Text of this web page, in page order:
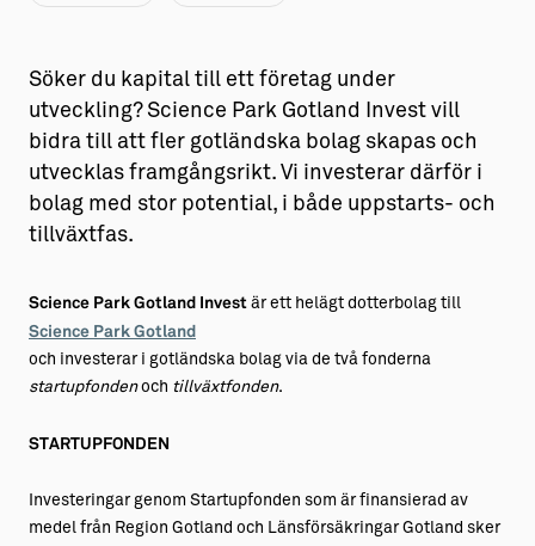
Almedalsveckan
Visby Centrum
Allt om livet på Ön
→ Föreningsliv
→ Idrottsliv
→ Tonårsliv
Söker du kapital till ett företag under
utveckling? Science Park Gotland Invest vill
bidra till att fler gotländska bolag skapas och
utvecklas framgångsrikt. Vi investerar därför i
bolag med stor potential, i både uppstarts- och
tillväxtfas.
Science Park Gotland Invest är ett helägt dotterbolag till
Science Park Gotland
och investerar i gotländska bolag via de två fonderna
startupfondenoch tillväxtfonden.
STARTUPFONDEN
Investeringar genom Startupfonden som är finansierad av
medel från Region Gotland och Länsförsäkringar Gotland sker